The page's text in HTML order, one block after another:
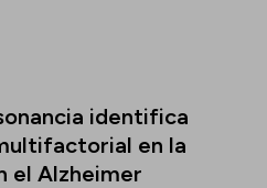
identifica
en la
el Alzheimer